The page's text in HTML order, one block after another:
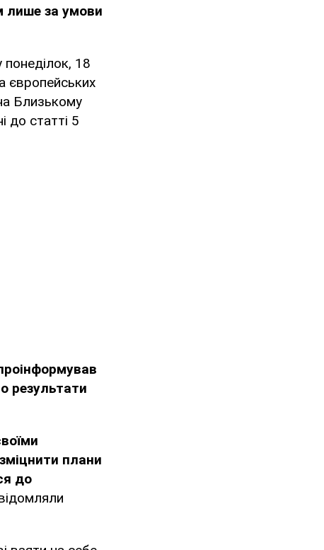
за умови
понеділок, 18
європейських
Близькому
до статті 5
результати
зміцнити плани
до